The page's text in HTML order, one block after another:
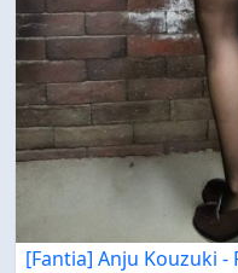
[Fantia] Anju Kouzuki -